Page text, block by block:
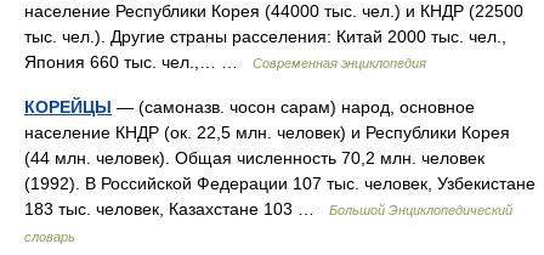
население Республики Корея (44000 тыс. чел.) и КНДР (22500
тыс. чел.). Другие страны расселения: Китай 2000 тыс. чел.,
Япония 660 тыс. чел.,… …
Современная энциклопедия
КОРЕЙЦЫ — (самоназв. чосон сарам) народ, основное
население КНДР (ок. 22,5 млн. человек) и Республики Корея
(44 млн. человек). Общая численность 70,2 млн. человек
(1992). В Российской Федерации 107 тыс. человек, Узбекистане
183 тыс. человек, Казахстане 103 …
Большой Энциклопедический
словарь